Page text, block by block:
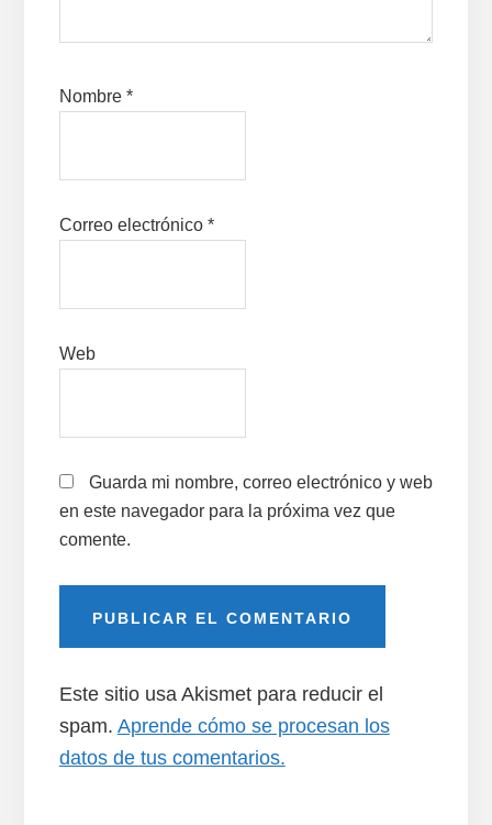
Nombre *
Correo electrónico *
Web
Guarda mi nombre, correo electrónico y web
en este navegador para la próxima vez que
comente.
Este sitio usa Akismet para reducir el
spam. Aprende cómo se procesan los
datos de tus comentarios.